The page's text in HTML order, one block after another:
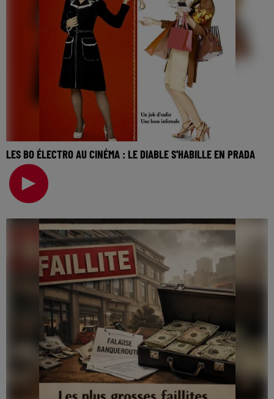
LES BO ÉLECTRO AU CINÉMA : LE DIABLE S'HABILLE EN PRADA
La music story du jour c’est celle des BO électro au
cinéma… On va revenir sur cette semaine, sur to